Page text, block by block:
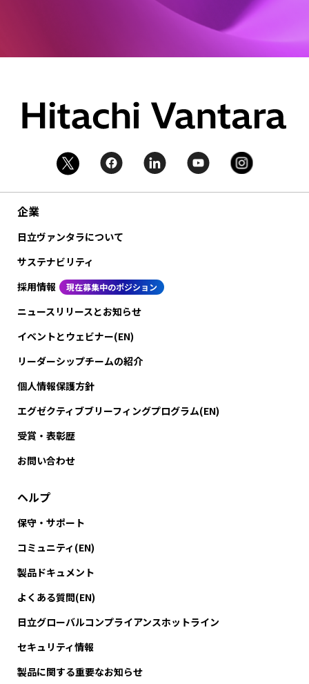
企業
日立ヴァンタラについて
サステナビリティ
採用情報
現在募集中のポジション
ニュースリリースとお知らせ
イベントとウェビナー(EN)
リーダーシップチームの紹介
個人情報保護方針
エグゼクティブブリーフィングプログラム(EN)
受賞・表彰歴
お問い合わせ
ヘルプ
保守・サポート
コミュニティ(EN)
製品ドキュメント
よくある質問(EN)
日立グローバルコンプライアンスホットライン
セキュリティ情報
製品に関する重要なお知らせ